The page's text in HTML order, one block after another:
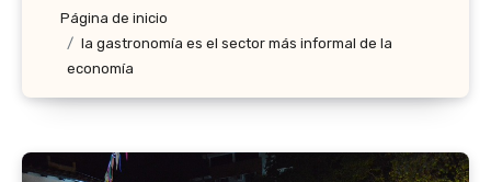
Página de inicio
la gastronomía es el sector más informal de la
economía